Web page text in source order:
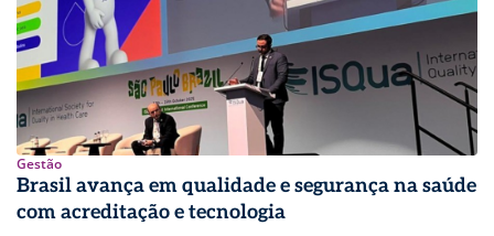
Gestão
Brasil avança em qualidade e segurança na saúde
com acreditação e tecnologia